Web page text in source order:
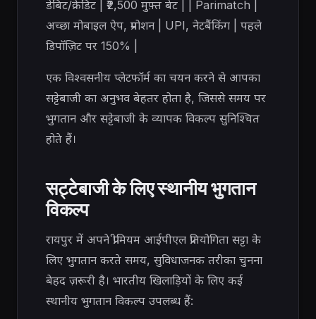
डेबिट/क्रेडिट | ₹2,500 मुफ़्त बेट | | Parimatch |
अच्छा मोबाइल ऐप, प्रमोशन | UPI, नेटबैंकिंग | पहले
डिपॉज़िट पर 150% |
एक विश्वसनीय प्लेटफॉर्म का चयन करने से आपका
सट्टेबाजी का अनुभव बेहतर होता है, जिससे समय पर
भुगतान और सट्टेबाजी के व्यापक विकल्प सुनिश्चित
होते हैं।
सट्टेबाजी के लिए स्थानीय भुगतान
विकल्प
रायपुर में अपने प्रीमियम आईपीएल प्रतियोगिता सट्टा के
लिए भुगतान करते समय, सुविधाजनक तरीका चुनना
बेहद ज़रूरी है। भारतीय खिलाड़ियों के लिए कई
स्थानीय भुगतान विकल्प उपलब्ध हैं: